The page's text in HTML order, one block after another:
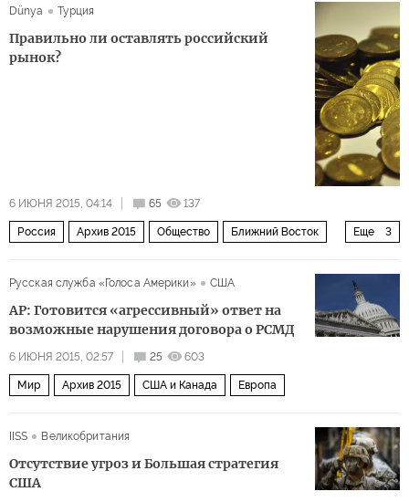
Dünya Турция
Правильно ли оставлять российский
рынок?
6 ИЮНЯ 2015, 04:14 65 137
Еще 3
Россия Архив 2015 Общество Ближний Восток
Русская служба «Голоса Америки»
США
AP: Готовится «агрессивный» ответ на
возможные нарушения договора о РСМД
6 ИЮНЯ 2015, 02:57 25 603
Мир Архив 2015 США и Канада Европа
IISS Великобритания
Отсутствие угроз и Большая стратегия
США